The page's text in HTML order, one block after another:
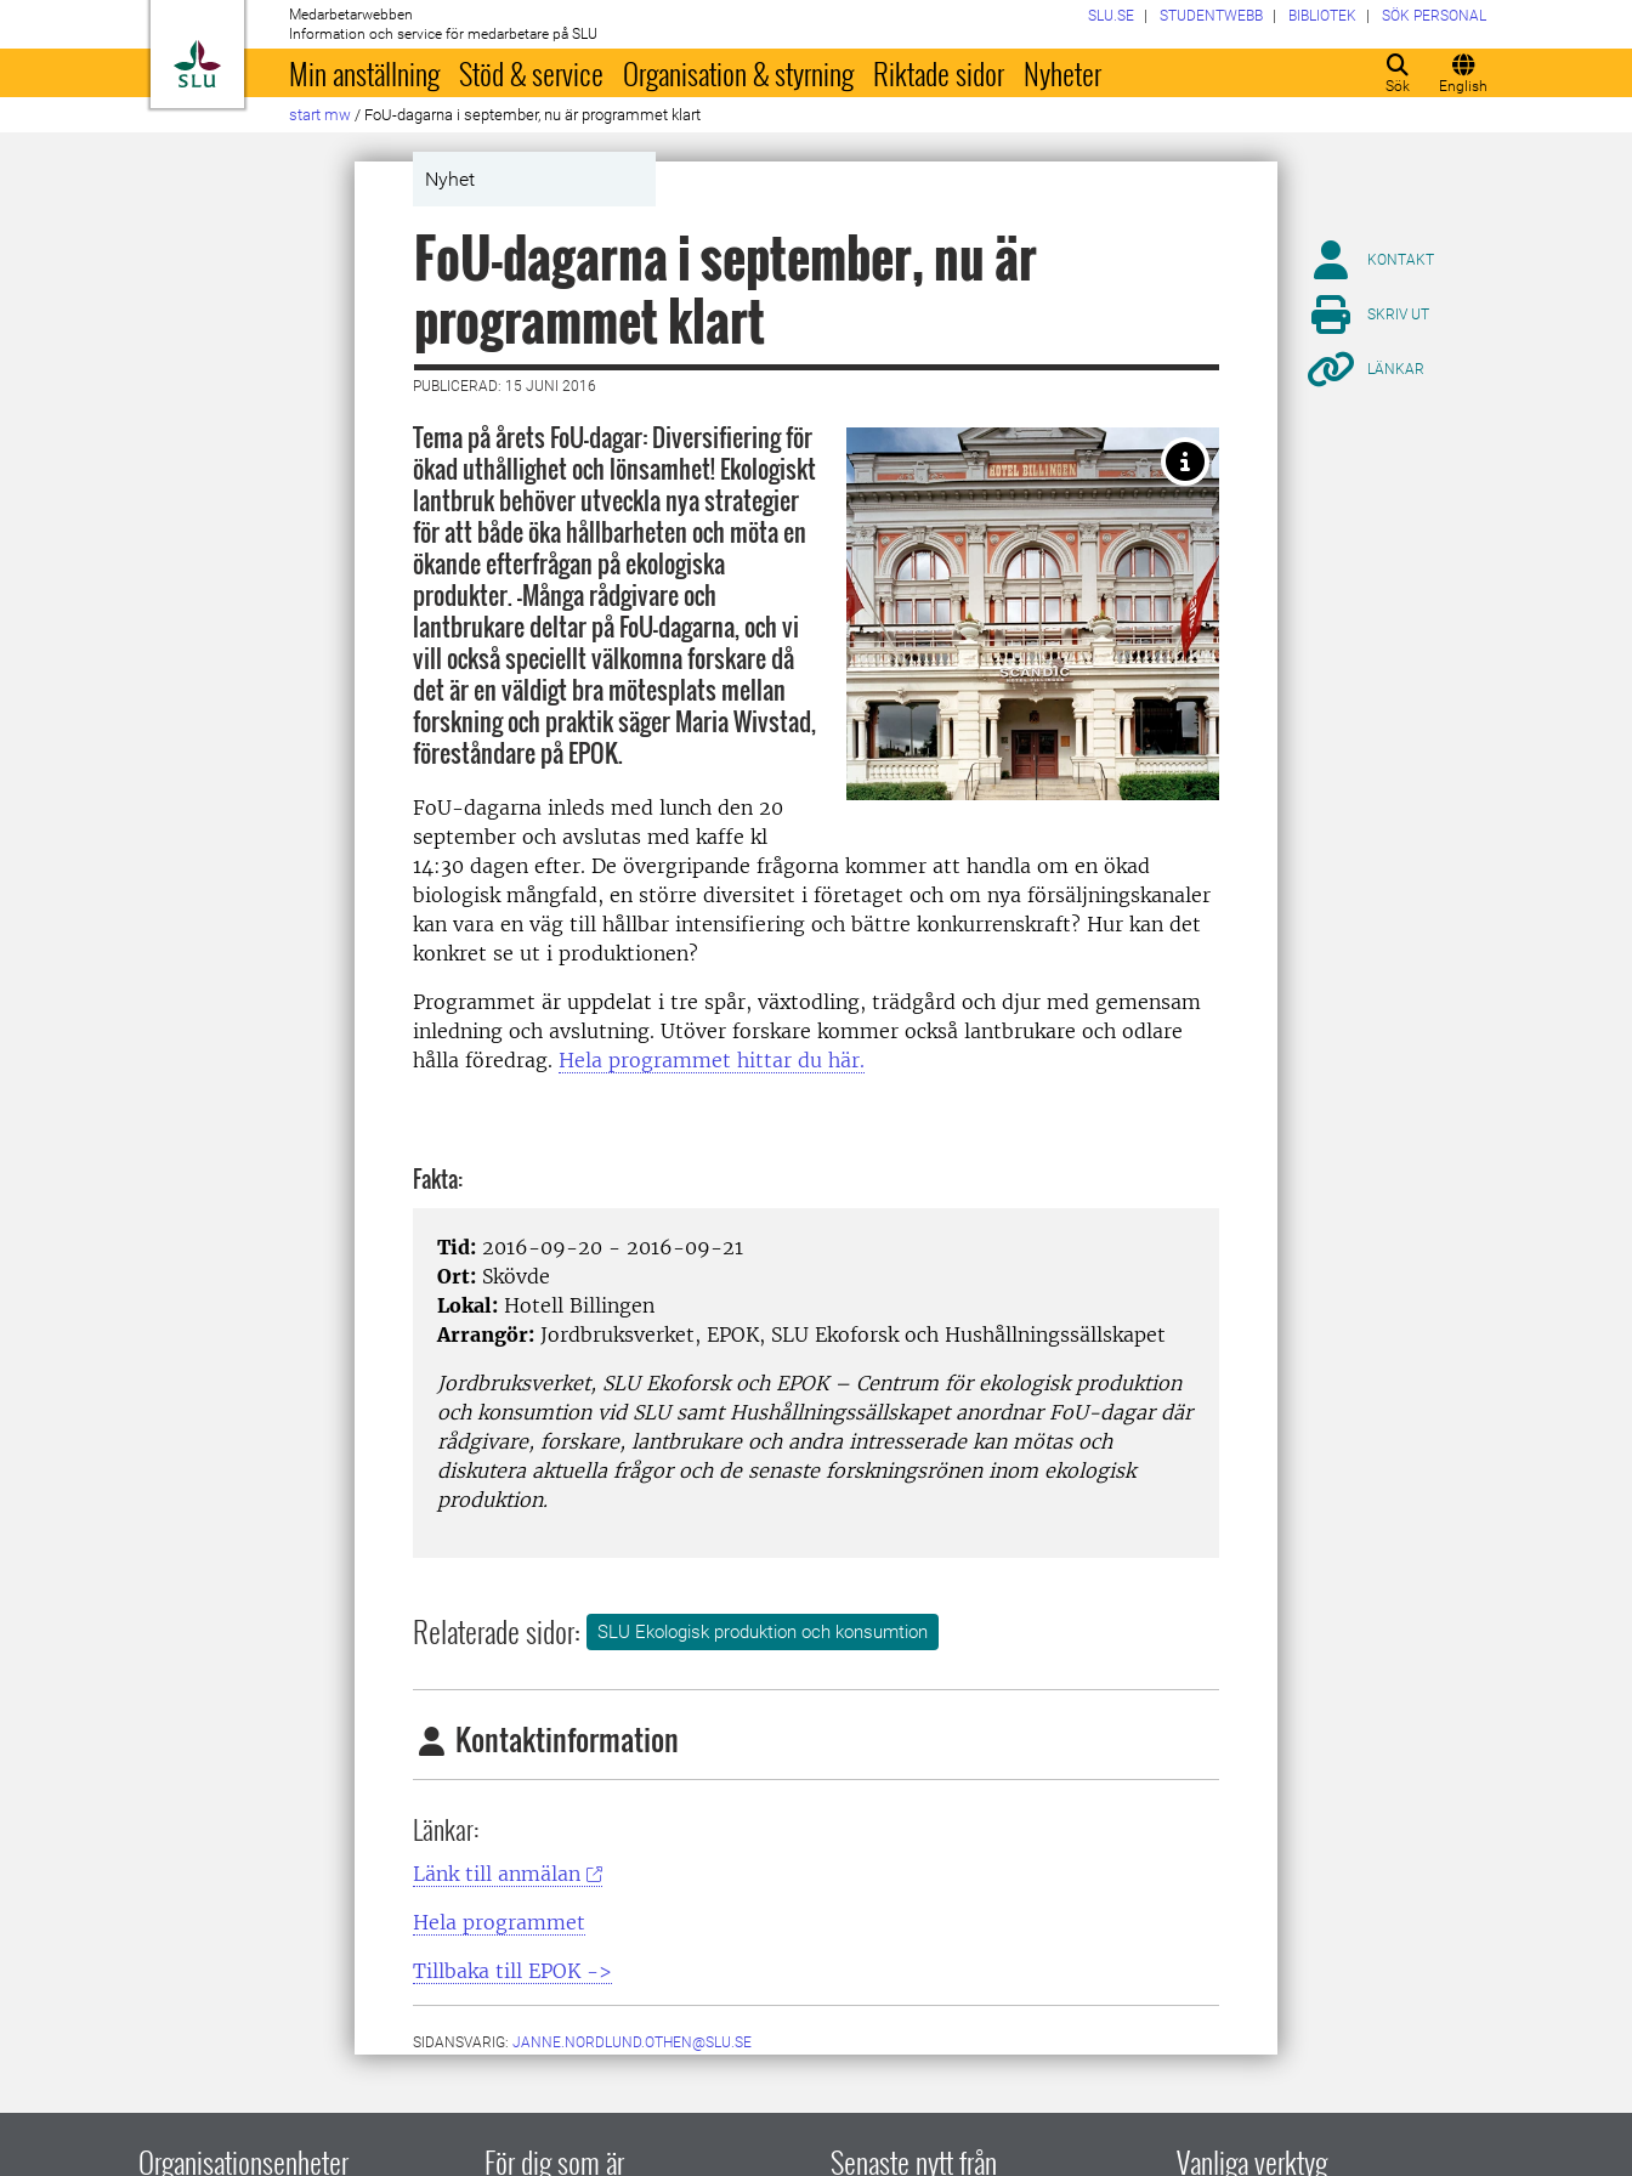
Till startsida
Medarbetarwebben
Information och service för medarbetare på SLU
Sök English
SLU.SE STUDENTWEBB BIBLIOTEK SÖK PERSONAL
Min anställning Stöd & service Organisation & styrning Riktade sidor Nyheter
start mw / FoU-dagarna i september, nu är programmet klart
Nyhet
FoU-dagarna i september, nu är
programmet klart
PUBLICERAD: 15 JUNI 2016
Tema på årets FoU-dagar: Diversifiering för
ökad uthållighet och lönsamhet! Ekologiskt
lantbruk behöver utveckla nya strategier
för att både öka hållbarheten och möta en
ökande efterfrågan på ekologiska
produkter. –Många rådgivare och
lantbrukare deltar på FoU-dagarna, och vi
vill också speciellt välkomna forskare då
det är en väldigt bra mötesplats mellan
forskning och praktik säger Maria Wivstad,
föreståndare på EPOK.
FoU-dagarna inleds med lunch den 20
september och avslutas med kaffe kl
14:30 dagen efter. De övergripande frågorna kommer att handla om en ökad
biologisk mångfald, en större diversitet i företaget och om nya försäljningskanaler
kan vara en väg till hållbar intensifiering och bättre konkurrenskraft? Hur kan det
konkret se ut i produktionen?
Programmet är uppdelat i tre spår, växtodling, trädgård och djur med gemensam
inledning och avslutning. Utöver forskare kommer också lantbrukare och odlare
hålla föredrag. Hela programmet hittar du här.
Fakta:
Tid: 2016-09-20 - 2016-09-21
Ort: Skövde
Lokal: Hotell Billingen
Arrangör: Jordbruksverket, EPOK, SLU Ekoforsk och Hushållningssällskapet
Jordbruksverket, SLU Ekoforsk och EPOK – Centrum för ekologisk produktion
och konsumtion vid SLU samt Hushållningssällskapet anordnar FoU-dagar där
rådgivare, forskare, lantbrukare och andra intresserade kan mötas och
diskutera aktuella frågor och de senaste forskningsrönen inom ekologisk
produktion.
Relaterade sidor: SLU Ekologisk produktion och konsumtion
Kontaktinformation
Länkar:
Länk till anmälan
Hela programmet
Tillbaka till EPOK ->
SIDANSVARIG: JANNE.NORDLUND.OTHEN@SLU.SE
KONTAKT
SKRIV UT
LÄNKAR
Organisationsenheter För dig som är Senaste nytt från Vanliga verktyg